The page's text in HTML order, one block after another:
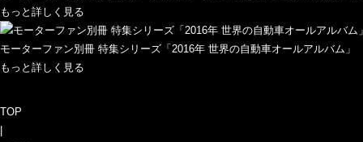
もっと詳しく見る
モーターファン別冊 特集シリーズ「2016年 世界の自動車オールアルバム」
もっと詳しく見る
TOP